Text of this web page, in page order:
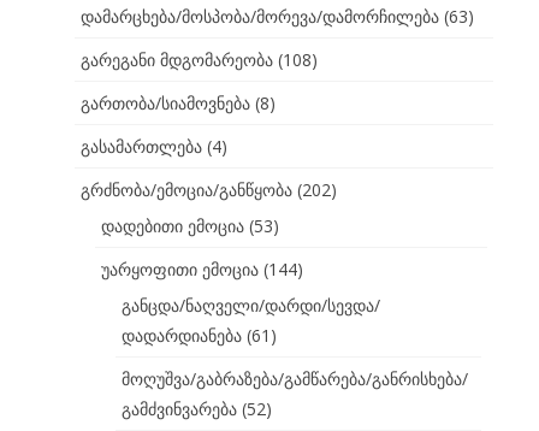
დამარცხება/მოსპობა/მორევა/დამორჩილება (63)
გარეგანი მდგომარეობა (108)
გართობა/სიამოვნება (8)
გასამართლება (4)
გრძნობა/ემოცია/განწყობა (202)
დადებითი ემოცია (53)
უარყოფითი ემოცია (144)
განცდა/ნაღველი/დარდი/სევდა/
დადარდიანება (61)
მოღუშვა/გაბრაზება/გამწარება/განრისხება/
გამძვინვარება (52)